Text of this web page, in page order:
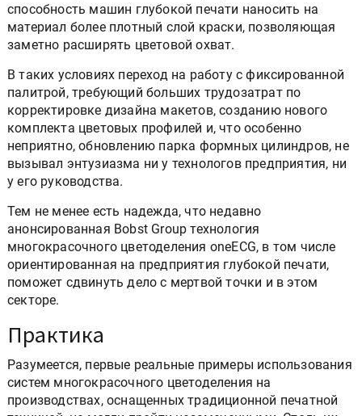
способность машин глубокой печати наносить на
материал более плотный слой краски, позволяющая
заметно расширять цветовой охват.
В таких условиях переход на работу с фиксированной
палитрой, требующий больших трудозатрат по
корректировке дизайна макетов, созданию нового
комплекта цветовых профилей и, что особенно
неприятно, обновлению парка формных цилиндров, не
вызывал энтузиазма ни у технологов предприятия, ни
у его руководства.
Тем не менее есть надежда, что недавно
анонсированная Bobst Group технология
многокрасочного цветоделения oneECG, в том числе
ориентированная на предприятия глубокой печати,
поможет сдвинуть дело с мертвой точки и в этом
секторе.
Практика
Разумеется, первые реальные примеры использования
систем многокрасочного цветоделения на
производствах, оснащенных традиционной печатной